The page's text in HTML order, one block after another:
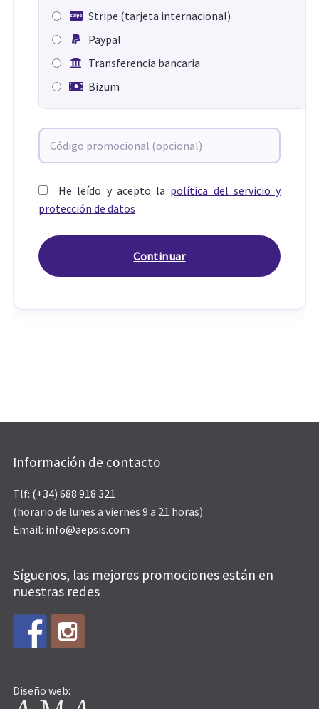
Stripe (tarjeta internacional)
Paypal
Transferencia bancaria
Bizum
He leído y acepto la política del servicio y
protección de datos
Información de contacto
Tlf: (+34) 688 918 321
(horario de lunes a viernes 9 a 21 horas)
Email: info@aepsis.com
Síguenos, las mejores promociones están en
nuestras redes
Diseño web: